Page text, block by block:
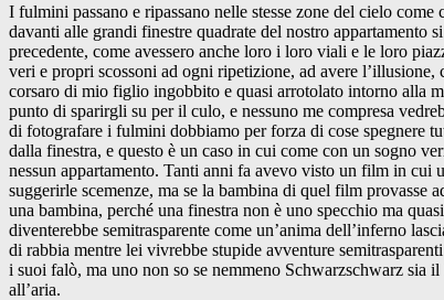
I fulmini passano e ripassano nelle stesse zone del cielo
davanti alle grandi finestre quadrate del nostro
precedente, come avessero anche loro i loro viali e le loro
veri e propri scossoni ad ogni ripetizione, ad avere
corsaro di mio figlio ingobbito e quasi arrotolato intorno alla
punto di sparirgli su per il culo, e nessuno me compresa
di fotografare i fulmini dobbiamo per forza di cose spegnere
dalla finestra, e questo è un caso in cui come con un sogno
nessun appartamento. Tanti anni fa avevo visto un film in cui
suggerirle scemenze, ma se la bambina di quel film provasse
una bambina, perché una finestra non è uno specchio ma
diventerebbe semitrasparente come un’anima dell’inferno
di rabbia mentre lei vivrebbe stupide avventure
i suoi falò, ma uno non so se nemmeno Schwarzschwarz sia
all’aria.